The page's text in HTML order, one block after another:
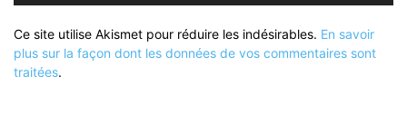
Ce site utilise Akismet pour réduire les indésirables. En savoir
plus sur la façon dont les données de vos commentaires sont
traitées.